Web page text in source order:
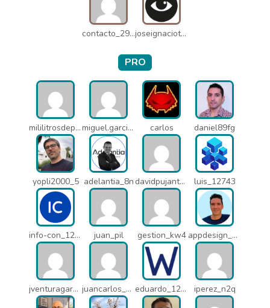
contacto_2906 joseignaciot_q66
PRO
mililitrosdeperfume_lao miguel.garcia_l25 carlos daniel89fg
yopli2000_5 adelantia_8n davidpujantelopez_mrf luis_12743
info-con_12812 juan_pil gestion_kw4 appdesign_pbe
jventuragarcia_13040 juancarlos_ptr eduardo_12367 iperez_n2q